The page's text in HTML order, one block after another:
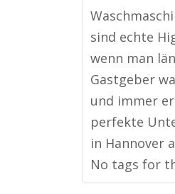
sind echte
wenn man
Gastgeber
und immer
perfekte
in Hannover
No tags for